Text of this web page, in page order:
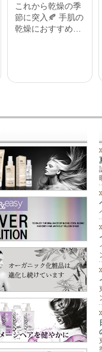
これから乾燥の季
節に突入🍂 手肌の
乾燥におすすめし
湿を与えるムース
と違って、泡のム
手につけると泡が
なくなって水々し
くてとても手がし
っとり艶々に🫶 そ
して爪もピカピカ
✨💅 手肌が痛む前
に守ってくれます
😉 これ一本で『保
護と保湿』の両方
が出来るので一年
中使えます😊 お顔
以外の乾燥が気に
なる所にも使えま
ペーパーを扱う業
務作業、指先を使
う細かい作業な
ど、手を使うあら
ゆる作業🖐️ 飲食店